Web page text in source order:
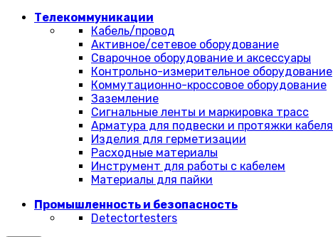
Телекоммуникации
Кабель/провод
Активное/сетевое оборудование
Сварочное оборудование и аксессуары
Контрольно-измерительное оборудование
Коммутационно-кроссовое оборудование
Заземление
Сигнальные ленты и маркировка трасс
Арматура для подвески и протяжки кабеля
Изделия для герметизации
Расходные материалы
Инструмент для работы с кабелем
Материалы для пайки
Промышленность и безопасность
Detectortesters